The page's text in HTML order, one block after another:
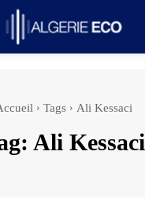
Tags Ali Kessaci
Ali Kessaci